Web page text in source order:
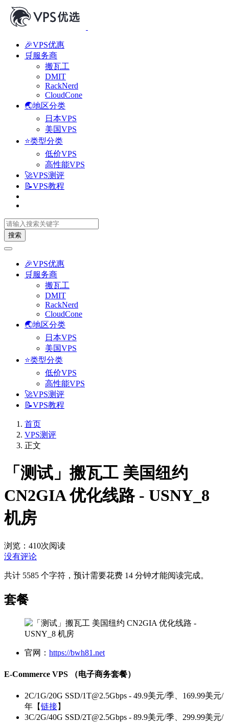
🎉VPS优惠
🛒服务商
搬瓦工
DMIT
RackNerd
CloudCone
🌏地区分类
日本VPS
美国VPS
⭐类型分类
低价VPS
高性能VPS
🚀VPS测评
📝VPS教程
搜索
🎉VPS优惠
🛒服务商
搬瓦工
DMIT
RackNerd
CloudCone
🌏地区分类
日本VPS
美国VPS
⭐类型分类
低价VPS
高性能VPS
🚀VPS测评
📝VPS教程
首页
VPS测评
正文
「测试」搬瓦工 美国纽约
CN2GIA 优化线路 - USNY_8
机房
浏览：410次阅读
没有评论
共计 5585 个字符，预计需要花费 14 分钟才能阅读完成。
套餐
官网： https://bwh81.net
E-Commerce VPS （电子商务套餐）
2C/1G/20G SSD/1T@2.5Gbps - 49.9美元/季、169.99美元/
年【链接】
3C/2G/40G SSD/2T@2.5Gbps - 89.9美元/季、299.99美元/